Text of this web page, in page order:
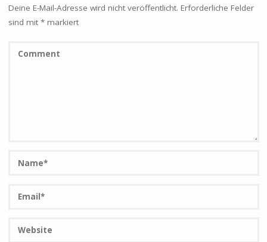
Deine E-Mail-Adresse wird nicht veröffentlicht. Erforderliche Felder
sind mit *markiert